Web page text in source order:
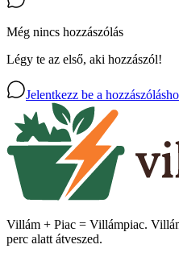
Még nincs hozzászólás
Légy te az első, aki hozzászól!
Jelentkezz be a
Villám + Piac = Villámpiac.
perc alatt átveszed.